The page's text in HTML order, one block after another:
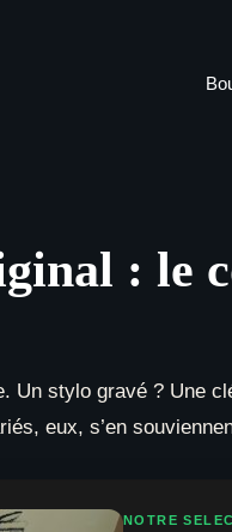
: le
Un stylo gravé ? Une
eux, s’en
NOTRE